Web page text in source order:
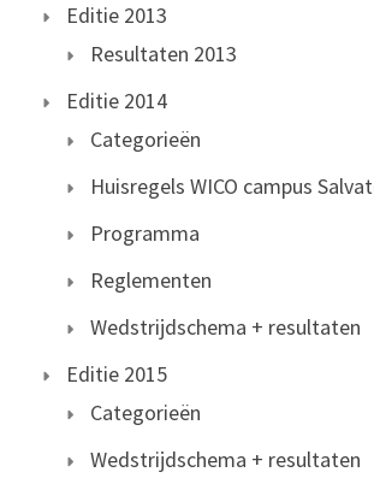
Editie 2013
Resultaten 2013
Editie 2014
Categorieën
Huisregels WICO campus
Programma
Reglementen
Wedstrijdschema + resultaten
Editie 2015
Categorieën
Wedstrijdschema + resultaten